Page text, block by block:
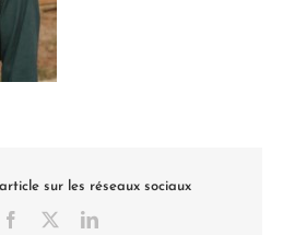
sur les réseaux sociaux
Facebook LinkedIn